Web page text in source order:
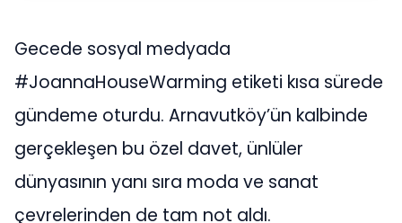
Gecede sosyal medyada
#JoannaHouseWarming etiketi kısa sürede
gündeme oturdu. Arnavutköy’ün kalbinde
gerçekleşen bu özel davet, ünlüler
dünyasının yanı sıra moda ve sanat
çevrelerinden de tam not aldı.